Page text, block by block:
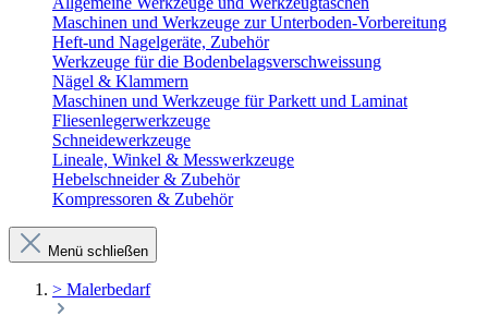
Maschinen und Werkzeuge zur Unterboden-Vorbereitung
Heft-und Nagelgeräte, Zubehör
Werkzeuge für die Bodenbelagsverschweissung
Nägel & Klammern
Maschinen und Werkzeuge für Parkett und Laminat
Fliesenlegerwerkzeuge
Schneidewerkzeuge
Lineale, Winkel & Messwerkzeuge
Hebelschneider & Zubehör
Kompressoren & Zubehör
Menü schließen
> Malerbedarf